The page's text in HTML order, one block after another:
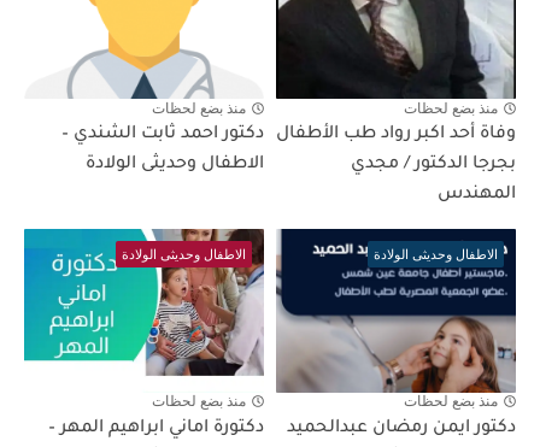
منذ بضع لحظات
وفاة أحد اكبر رواد طب الأطفال
بجرجا الدكتور / مجدي
المهندس
منذ بضع لحظات
دكتور احمد ثابت الشندي –
الاطفال وحديثى الولادة
الاطفال وحديثى الولادة
منذ بضع لحظات
دكتور ايمن رمضان عبدالحميد
الاطفال وحديثى الولادة
منذ بضع لحظات
دكتورة اماني ابراهيم المهر –